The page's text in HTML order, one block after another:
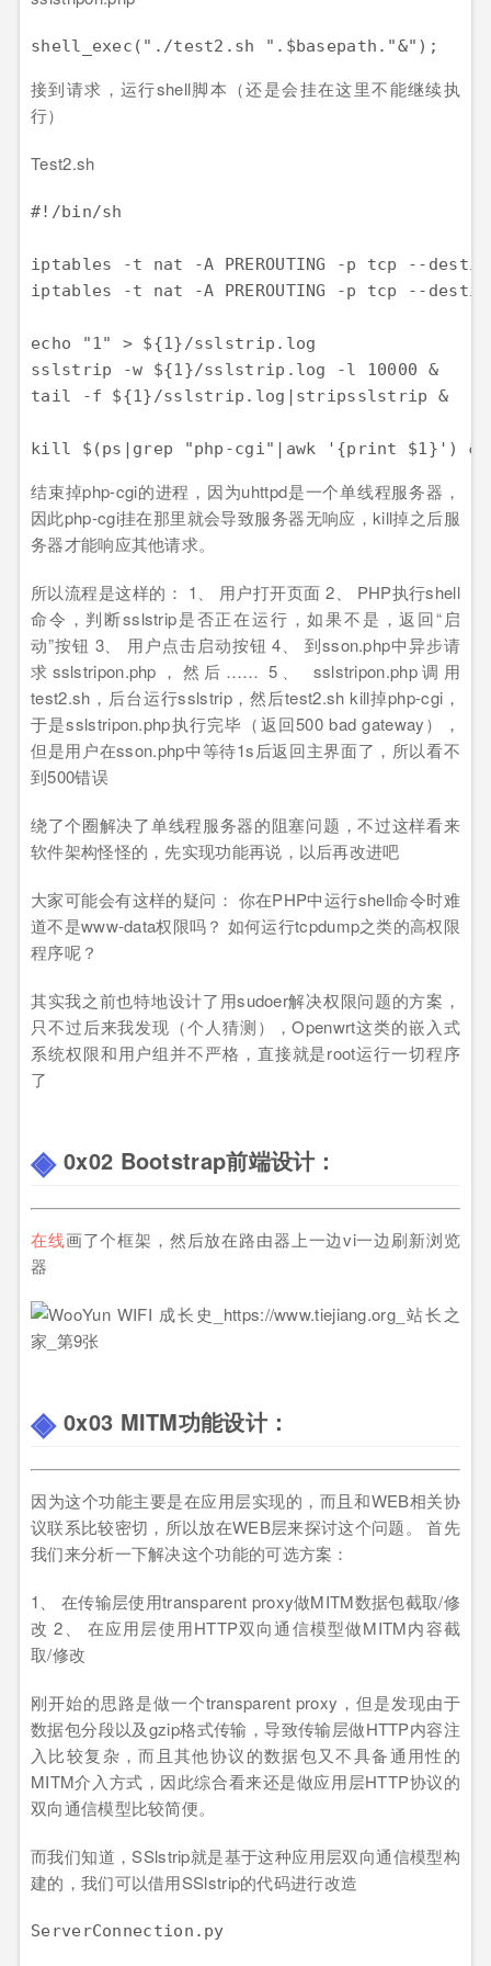
接到请求，运行shell脚本（还是会挂在这里不能继续执
行）
Test2.sh
#!/bin/sh
iptables -t nat -A PREROUTING -p tcp --
iptables -t nat -A PREROUTING -p tcp --
echo "1" > ${1}/sslstrip.log
sslstrip -w ${1}/sslstrip.log -l 10000 &
tail -f ${1}/sslstrip.log|stripsslstrip &
结束掉php-cgi的进程，因为uhttpd是一个单线程服务器，
因此php-cgi挂在那里就会导致服务器无响应，kill掉之后服
务器才能响应其他请求。
所以流程是这样的： 1、 用户打开页面 2、 PHP执行shell
命令，判断sslstrip是否正在运行，如果不是，返回“启
动”按钮 3、 用户点击启动按钮 4、 到sson.php中异步请
求sslstripon.php，然后…… 5、 sslstripon.php调用
test2.sh，后台运行sslstrip，然后test2.sh kill掉php-cgi，
于是sslstripon.php执行完毕（返回500 bad gateway），
但是用户在sson.php中等待1s后返回主界面了，所以看不
到500错误
绕了个圈解决了单线程服务器的阻塞问题，不过这样看来
软件架构怪怪的，先实现功能再说，以后再改进吧
大家可能会有这样的疑问： 你在PHP中运行shell命令时难
道不是www-data权限吗？ 如何运行tcpdump之类的高权限
程序呢？
其实我之前也特地设计了用sudoer解决权限问题的方案，
只不过后来我发现（个人猜测），Openwrt这类的嵌入式
系统权限和用户组并不严格，直接就是root运行一切程序
了
0x02 Bootstrap前端设计：
在线画了个框架，然后放在路由器上一边vi一边刷新浏览
器
0x03 MITM功能设计：
因为这个功能主要是在应用层实现的，而且和WEB相关协
议联系比较密切，所以放在WEB层来探讨这个问题。 首先
我们来分析一下解决这个功能的可选方案：
1、 在传输层使用transparent proxy做MITM数据包截取/修
改 2、 在应用层使用HTTP双向通信模型做MITM内容截
取/修改
刚开始的思路是做一个transparent proxy，但是发现由于
数据包分段以及gzip格式传输，导致传输层做HTTP内容注
入比较复杂，而且其他协议的数据包又不具备通用性的
MITM介入方式，因此综合看来还是做应用层HTTP协议的
双向通信模型比较简便。
而我们知道，SSlstrip就是基于这种应用层双向通信模型构
建的，我们可以借用SSlstrip的代码进行改造
ServerConnection.py